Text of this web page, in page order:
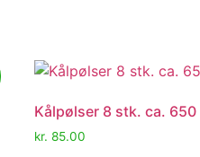
Kålpølser 8 stk. ca. 650
kr. 85.00